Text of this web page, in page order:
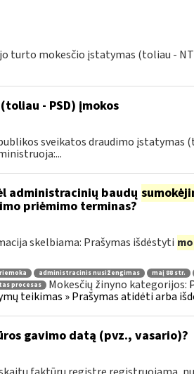
turto mokesčio įstatymas (toliau -
- PSD) įmokos
sveikatos draudimo įstatymas
administracinių baudų
priėmimo terminas?
skelbiama: Prašymas išdėstyti
administracinis nusižengimas maį 88 str.
procesas Mokesčių žinyno kategorijos:
teikimas » Prašymas atidėti arba
gavimo datą (pvz., vasario)?